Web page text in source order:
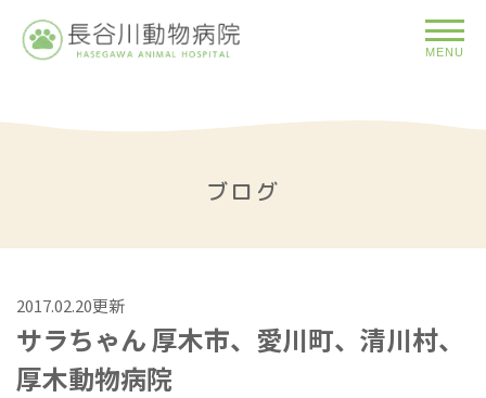
MENU
ブログ
2017.02.20更新
サラちゃん 厚木市、愛川町、清川村、
厚木動物病院